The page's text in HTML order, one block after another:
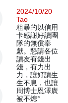
2024/10/20
Tao
粗暴的以信用
卡感謝好讀團
隊的無償奉
獻。懇請各位
讀友有錢出
錢，有力出
力，讓好讀生
生不息，也讓
周博士恩澤廣
被不熄°